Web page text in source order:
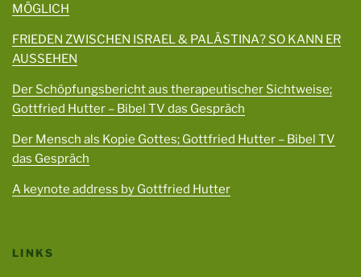
MÖGLICH
FRIEDEN ZWISCHEN ISRAEL & PALÄSTINA? SO KANN ER
AUSSEHEN
Der Schöpfungsbericht aus therapeutischer Sichtweise;
Gottfried Hutter – Bibel TV das Gespräch
Der Mensch als Kopie Gottes; Gottfried Hutter – Bibel TV
das Gespräch
A keynote address by Gottfried Hutter
LINKS